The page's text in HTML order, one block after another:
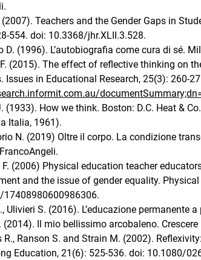
(2007). Teachers and the Gender Gaps in
554. doi: 10.3368/jhr.XLII.3.528.
D. (1996). L’autobiografia come cura di sé.
(2015). The effect of reflective thinking on
Issues in Educational Research, 25(3): 260-
(1933). How we think. Boston: D.C. Heat &
Italia, 1961).
N. (2019) Oltre il corpo. La condizione
(2006) Physical education teacher
and the issue of gender equality.
17408980600986306.
Ulivieri S. (2016). L’educazione
(2014). Il mio bellissimo arcobaleno.
R., Ranson S. and Strain M. (2002).
Education, 21(6): 525-536. doi: 10.1080/